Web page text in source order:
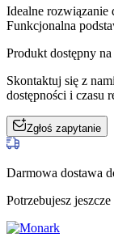
Idealne
Funkcjonalna
Produkt dostępny
Skontaktuj się z
dostępności i czasu
Zgłoś zapytanie
Darmowa dostawa
Potrzebujesz jeszcze